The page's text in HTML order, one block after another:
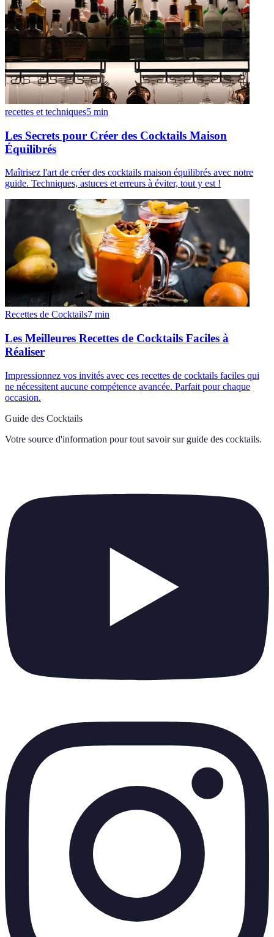
recettes et techniques5 min
Les Secrets pour Créer des Cocktails Maison
Équilibrés
Maîtrisez l'art de créer des cocktails maison équilibrés avec notre
guide. Techniques, astuces et erreurs à éviter, tout y est !
Recettes de Cocktails7 min
Les Meilleures Recettes de Cocktails Faciles à
Réaliser
Impressionnez vos invités avec ces recettes de cocktails faciles qui
ne nécessitent aucune compétence avancée. Parfait pour chaque
occasion.
Guide des Cocktails
Votre source d'information pour tout savoir sur guide des cocktails.